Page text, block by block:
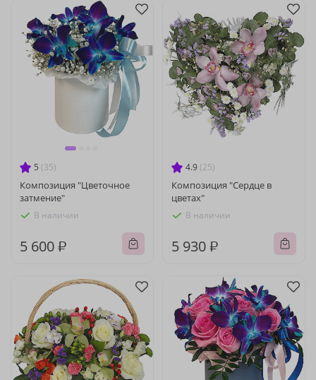
5 (35)
Композиция "Цветочное
затмение"
В наличии
5 600 ₽
4.9 (25)
Композиция "Сердце в
цветах"
В наличии
5 930 ₽